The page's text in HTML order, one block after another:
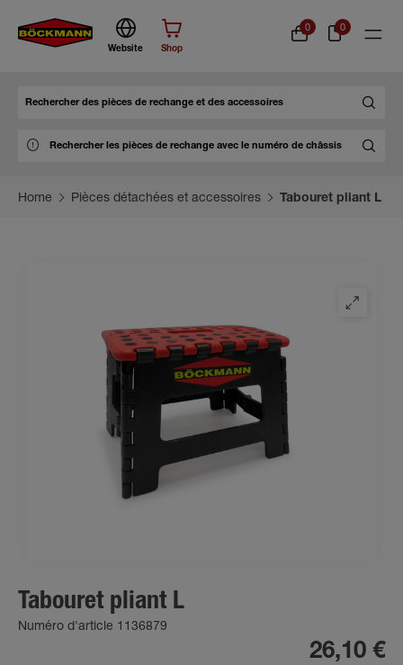
Website Shop
0 0
Home Pièces détachées et accessoires Tabouret pliant L
Tabouret pliant L
Numéro d'article 1136879
26,10 €